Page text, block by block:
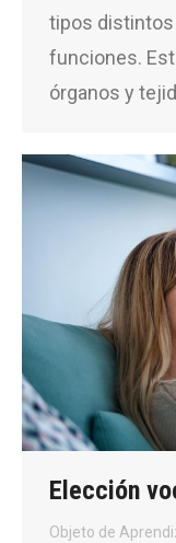
tipos
funciones.
órganos y
Elección
Objeto de